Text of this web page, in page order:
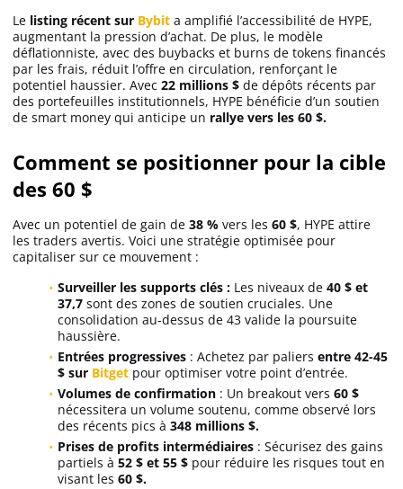
Le listing récent sur Bybit a amplifié l’accessibilité de HYPE,
augmentant la pression d’achat. De plus, le modèle
déflationniste, avec des buybacks et burns de tokens financés
par les frais, réduit l’offre en circulation, renforçant le
potentiel haussier. Avec 22 millions $ de dépôts récents par
des portefeuilles institutionnels, HYPE bénéficie d’un soutien
de smart money qui anticipe un rallye vers les 60 $.
Comment se positionner pour la cible
des 60 $
Avec un potentiel de gain de 38 % vers les 60 $, HYPE attire
les traders avertis. Voici une stratégie optimisée pour
capitaliser sur ce mouvement :
Surveiller les supports clés : Les niveaux de 40 $ et
37,7 sont des zones de soutien cruciales. Une
consolidation au-dessus de 43 valide la poursuite
haussière.
Entrées progressives : Achetez par paliers entre 42-45
$ sur Bitget pour optimiser votre point d’entrée.
Volumes de confirmation : Un breakout vers 60 $
nécessitera un volume soutenu, comme observé lors
des récents pics à 348 millions $.
Prises de profits intermédiaires : Sécurisez des gains
partiels à 52 $ et 55 $ pour réduire les risques tout en
visant les 60 $.